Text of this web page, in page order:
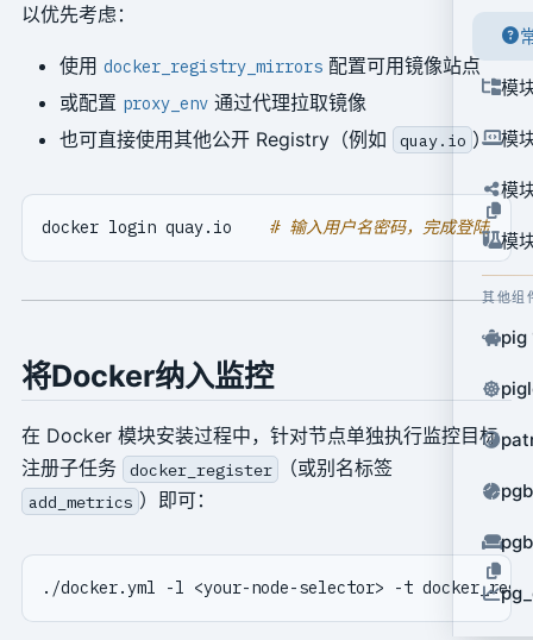
模
模
模
模
其他组
pig
以优先考虑：
使用 docker_registry_mirrors配置可用镜像站点
或配置 proxy_env通过代理拉取镜像
也可直接使用其他公开 Registry（例如
quay.io ）
docker login quay.io # 输入用户名密码，完成登陆
将Docker纳入监控
在 Docker 模块安装过程中，针对节点单独执行监控目标
注册子任务
docker_register （或别名标签
add_metrics ）即可：